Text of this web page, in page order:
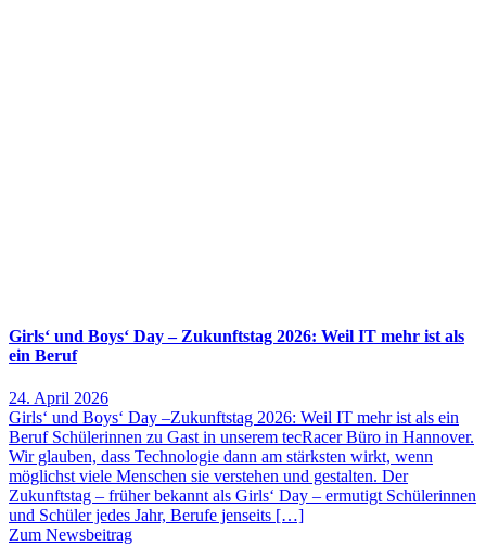
Girls‘ und Boys‘ Day – Zukunftstag 2026: Weil IT mehr ist als
ein Beruf
24. April 2026
Girls‘ und Boys‘ Day –Zukunftstag 2026: Weil IT mehr ist als ein
Beruf Schülerinnen zu Gast in unserem tecRacer Büro in Hannover.
Wir glauben, dass Technologie dann am stärksten wirkt, wenn
möglichst viele Menschen sie verstehen und gestalten. Der
Zukunftstag – früher bekannt als Girls‘ Day – ermutigt Schülerinnen
und Schüler jedes Jahr, Berufe jenseits […]
Zum Newsbeitrag